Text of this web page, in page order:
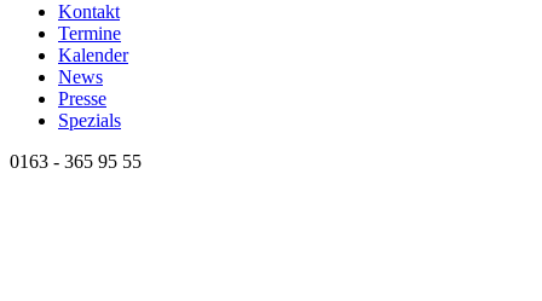
Kontakt
Termine
Kalender
News
Presse
Spezials
0163 - 365 95 55